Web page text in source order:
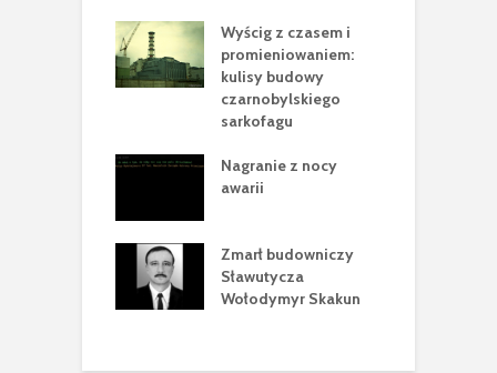
Wyścig z czasem i
promieniowaniem:
kulisy budowy
czarnobylskiego
sarkofagu
Nagranie z nocy
awarii
Zmarł budowniczy
Sławutycza
Wołodymyr Skakun